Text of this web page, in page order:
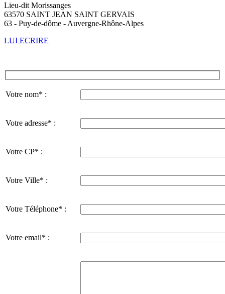
Lieu-dit Morissanges
63570 SAINT JEAN SAINT GERVAIS
63 - Puy-de-dôme - Auvergne-Rhône-Alpes
LUI ECRIRE
Votre nom* :
Votre adresse* :
Votre CP* :
Votre Ville* :
Votre Téléphone* :
Votre email* :